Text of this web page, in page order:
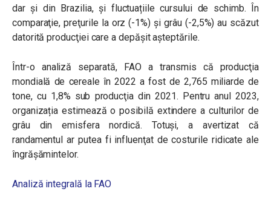
dar și din Brazilia, și fluctuațiile cursului de schimb. În
comparaţie, preţurile la orz (-1%) și grâu (-2,5%) au scăzut
datorită producţiei care a depăşit aşteptările.
Într-o analiză separată, FAO a transmis că producţia
mondială de cereale în 2022 a fost de 2,765 miliarde de
tone, cu 1,8% sub producţia din 2021. Pentru anul 2023,
organizația estimează o posibilă extindere a culturilor de
grâu din emisfera nordică. Totuşi, a avertizat că
randamentul ar putea fi influenţat de costurile ridicate ale
îngrășămintelor.
Analiză integrală la FAO